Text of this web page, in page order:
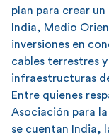
plan para crear
India, Medio
inversiones en
cables terrestres
infraestructuras
Entre quienes
Asociación para
se cuentan India,